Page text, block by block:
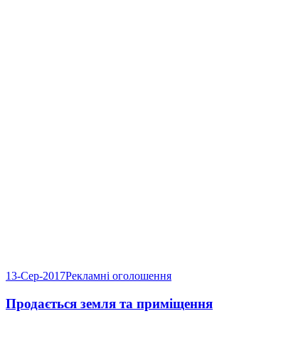
13-Сер-2017Рекламні оголошення
Продається земля та приміщення